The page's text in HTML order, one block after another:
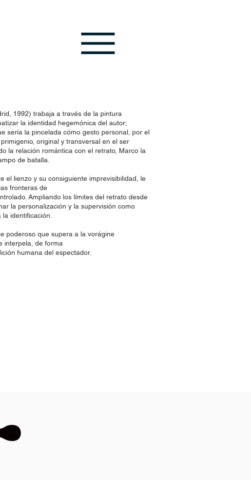
1992) trabaja a través de la pintura
la identidad hegemónica del autor;
sería la pincelada cómo gesto personal, por el
original y transversal en el ser
la relación romántica con el retrato, Marco la
de batalla.
el lienzo y su consiguiente imprevisibilidad, le
fronteras de
Ampliando los límites del retrato desde
la personalización y la supervisión como
identificación.
poderoso que supera a la vorágine
interpela, de forma
humana del espectador.